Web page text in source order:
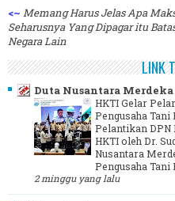
<~ Memang Harus Jelas Apa
Seharusnya Yang Dipagar itu
Negara Lain
LINK
Duta Nusantara Merdeka
HKTI Gelar
Pengusaha Tani
Pelantikan DPN
HKTI oleh Dr.
Nusantara
Pengusaha Tani
2 minggu yang lalu